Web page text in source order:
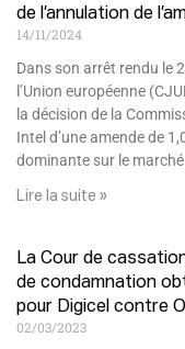
de l’annulation de
14/11/2024
Dans son arrêt rendu le
l’Union européenne
la décision de la
Intel d’une amende de
dominante sur le
Lire la suite »
La Cour de
de condamnation
pour Digicel contre
02/03/2023